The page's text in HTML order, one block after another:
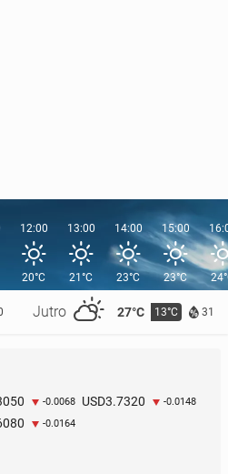
Jutro 27°C 13°C 31
12:00
20°C
13:00
21°C
14:00
23°C
15:00
23°C
-0.0068 USD3.7320 -0.0148
-0.0164